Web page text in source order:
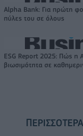
Alpha Bank: Για πρώτη
πύλες του σε όλους
ESG Report 2025: Πώς η
βιωσιμότητα σε